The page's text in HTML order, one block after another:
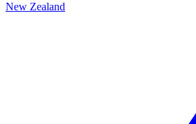
New Zealand